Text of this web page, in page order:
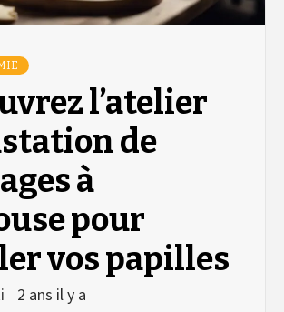
l’atelier
de
à
pour
vos papilles
2 ans il y a